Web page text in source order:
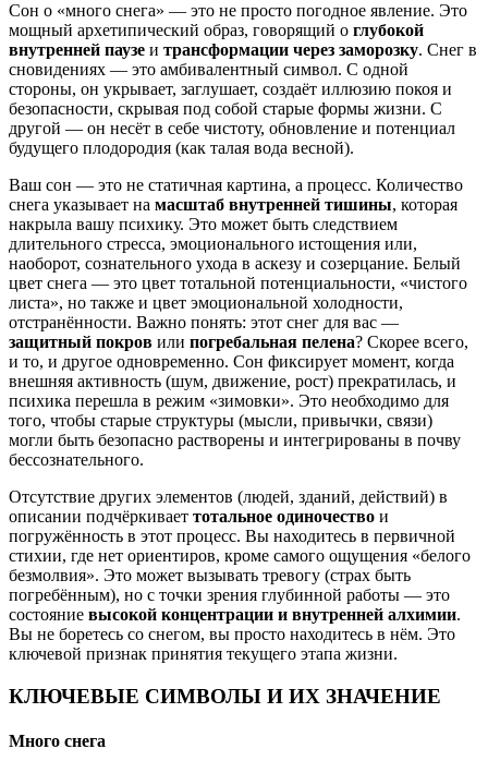
Сон о «много снега» — это не просто погодное явление. Это
мощный архетипический образ, говорящий о глубокой
внутренней паузе и трансформации через заморозку. Снег в
сновидениях — это амбивалентный символ. С одной
стороны, он укрывает, заглушает, создаёт иллюзию покоя и
безопасности, скрывая под собой старые формы жизни. С
другой — он несёт в себе чистоту, обновление и потенциал
будущего плодородия (как талая вода весной).
Ваш сон — это не статичная картина, а процесс. Количество
снега указывает на масштаб внутренней тишины, которая
накрыла вашу психику. Это может быть следствием
длительного стресса, эмоционального истощения или,
наоборот, сознательного ухода в аскезу и созерцание. Белый
цвет снега — это цвет тотальной потенциальности, «чистого
листа», но также и цвет эмоциональной холодности,
отстранённости. Важно понять: этот снег для вас —
защитный покров или погребальная пелена? Скорее всего,
и то, и другое одновременно. Сон фиксирует момент, когда
внешняя активность (шум, движение, рост) прекратилась, и
психика перешла в режим «зимовки». Это необходимо для
того, чтобы старые структуры (мысли, привычки, связи)
могли быть безопасно растворены и интегрированы в почву
бессознательного.
Отсутствие других элементов (людей, зданий, действий) в
описании подчёркивает тотальное одиночество и
погружённость в этот процесс. Вы находитесь в первичной
стихии, где нет ориентиров, кроме самого ощущения «белого
безмолвия». Это может вызывать тревогу (страх быть
погребённым), но с точки зрения глубинной работы — это
состояние высокой концентрации и внутренней алхимии.
Вы не боретесь со снегом, вы просто находитесь в нём. Это
ключевой признак принятия текущего этапа жизни.
КЛЮЧЕВЫЕ СИМВОЛЫ И ИХ ЗНАЧЕНИЕ
Много снега